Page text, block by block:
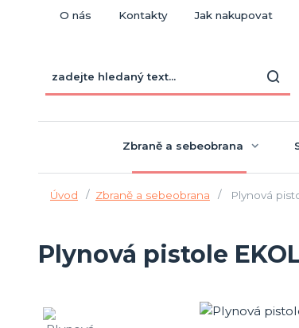
O nás Kontakty Jak nakupovat
Zbraně a sebeobrana
Úvod Zbraně a sebeobrana Plynová
Plynová pistole